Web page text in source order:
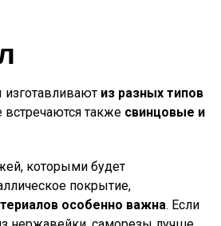
из разных типов
также свинцовые и
которыми будет
покрытие,
особенно важна. Если